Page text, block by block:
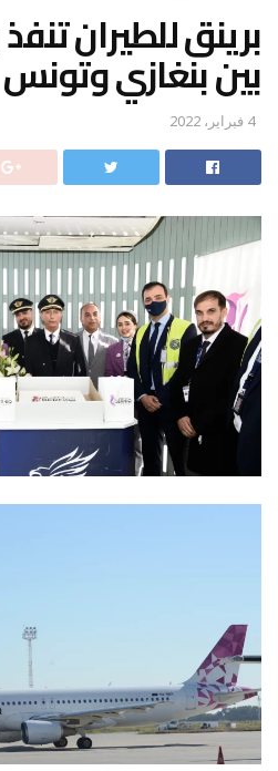
برينق للطيران
بين بنغازي وتونس
4 فبراير، 2022